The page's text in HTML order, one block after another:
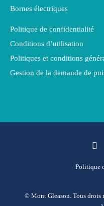
Bornes électriques
Politique de confidentialité
Conditions d’utilisation
Politiques et conditions
Gestion de la demande de
Politique
© Mont Gleason. Tous drois